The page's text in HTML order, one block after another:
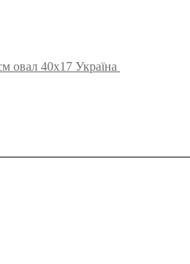
овал 40х17 Україна